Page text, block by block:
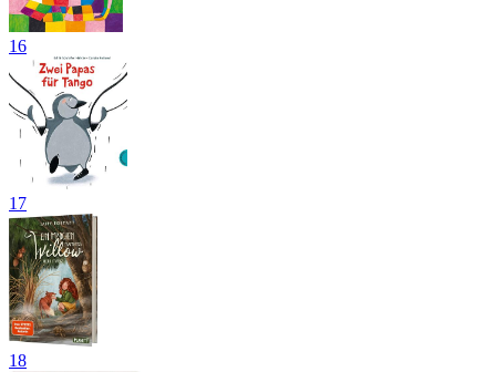
16
17
18